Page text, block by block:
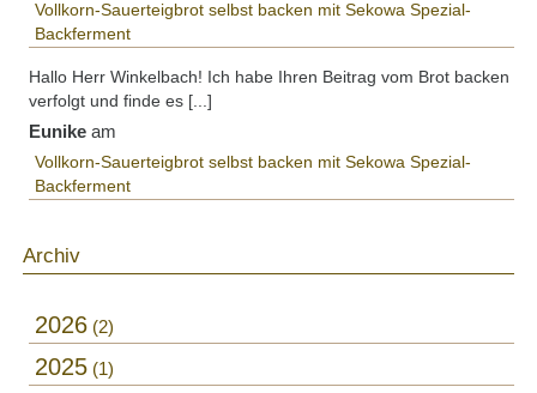
Vollkorn-Sauerteigbrot selbst backen mit Sekowa Spezial-
Backferment
Hallo Herr Winkelbach! Ich habe Ihren Beitrag vom Brot backen
verfolgt und finde es [...]
Eunike am
Vollkorn-Sauerteigbrot selbst backen mit Sekowa Spezial-
Backferment
Archiv
2026 2
2025 1